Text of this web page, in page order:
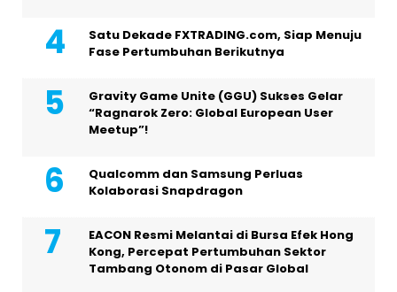
Satu Dekade FXTRADING.com, Siap Menuju
Fase Pertumbuhan Berikutnya
Gravity Game Unite (GGU) Sukses Gelar
“Ragnarok Zero: Global European User
Meetup”!
Qualcomm dan Samsung Perluas
Kolaborasi Snapdragon
EACON Resmi Melantai di Bursa Efek Hong
Kong, Percepat Pertumbuhan Sektor
Tambang Otonom di Pasar Global